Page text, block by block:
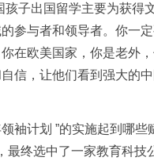
子出国留学主要为获得
参与者和领导者。你一
在欧美国家，你是老外，
信，让他们看到强大的
袖计划 ”的实施起到哪些
最终选中了一家教育科技